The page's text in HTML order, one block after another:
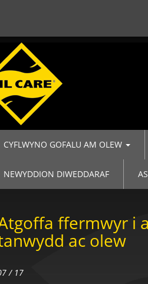
CYFLWYNO GOFALU AM OLEW
NEWYDDION DIWEDDARAF
ffermwyr i
ac olew
/ 17